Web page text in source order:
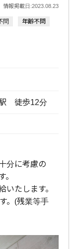
情報掲載日:2023.08.23
問
年齢不問
徒歩12分
分に考慮の
。
たします。
。(残業等手